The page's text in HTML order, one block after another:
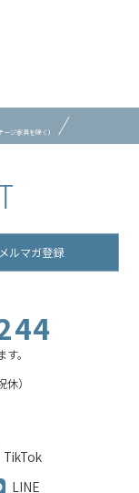
ージ家具を除く）
メルマガ登録
。
）
TikTok
LINE